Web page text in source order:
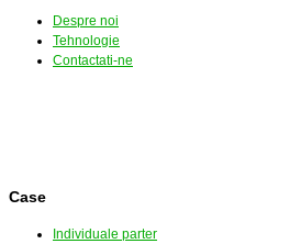
Despre noi
Tehnologie
Contactati-ne
Case
Individuale parter